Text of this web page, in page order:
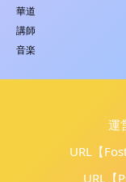
華道
講師
音楽
運
URL【
URL【